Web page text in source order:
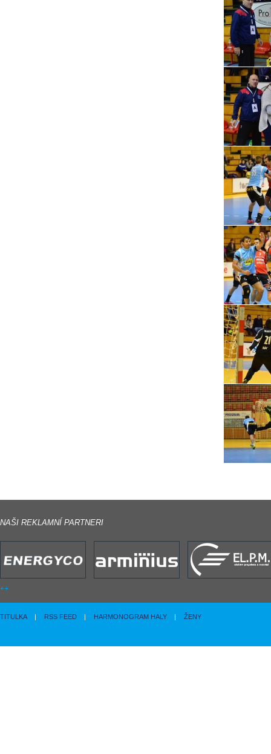
NAŠI REKLAMNÍ PARTNERI
TITULKA | RSS FEED | HARMONOGRAM HALY | ŽENY